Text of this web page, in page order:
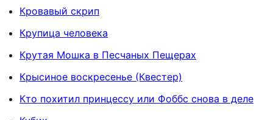
Кровавый скрип
Крупица человека
Крутая Мошка в Песчаных Пещерах
Крысиное воскресенье (Квестер)
Кто похитил принцессу или Фоббс снова в деле